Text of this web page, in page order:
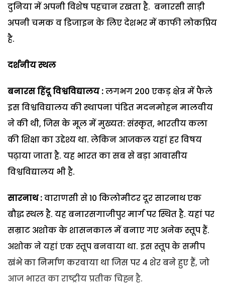
दुनिया में अपनी विशेष पहचान रखता है. बनारसी साड़ी
अपनी चमक व डिजाइन के लिए देशभर में काफी लोकप्रिय
है.
दर्शनीय स्थल
बनारस हिंदू विश्वविद्यालय :लगभग 200 एकड़ क्षेत्र में फैले
इस विश्वविद्यालय की स्थापना पंडित मदनमोहन मालवीय
ने की थी, जिस के मूल में मुख्यत: संस्कृत, भारतीय कला
की शिक्षा का उद्देश्य था. लेकिन आजकल यहां हर विषय
पढ़ाया जाता है. यह भारत का सब से बड़ा आवासीय
विश्वविद्यालय भी है.
सारनाथ :वाराणसी से 10 किलोमीटर दूर सारनाथ एक
बौद्ध स्थल है. यह बनारसगाजीपुर मार्ग पर स्थित है. यहां पर
सम्राट अशोक के शासनकाल में बनाए गए अनेक स्तूप हैं.
अशोक ने यहां एक स्तूप बनवाया था. इस स्तूप के समीप
खंभे का निर्माण करवाया था जिस पर 4 शेर बने हुए हैं, जो
आज भारत का राष्ट्रीय प्रतीक चिह्न है.